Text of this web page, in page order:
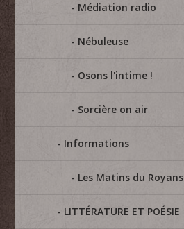
Médiation radio
Nébuleuse
Osons l'intime !
Sorcière on air
Informations
Les Matins du Royans
LITTÉRATURE ET POÉSIE